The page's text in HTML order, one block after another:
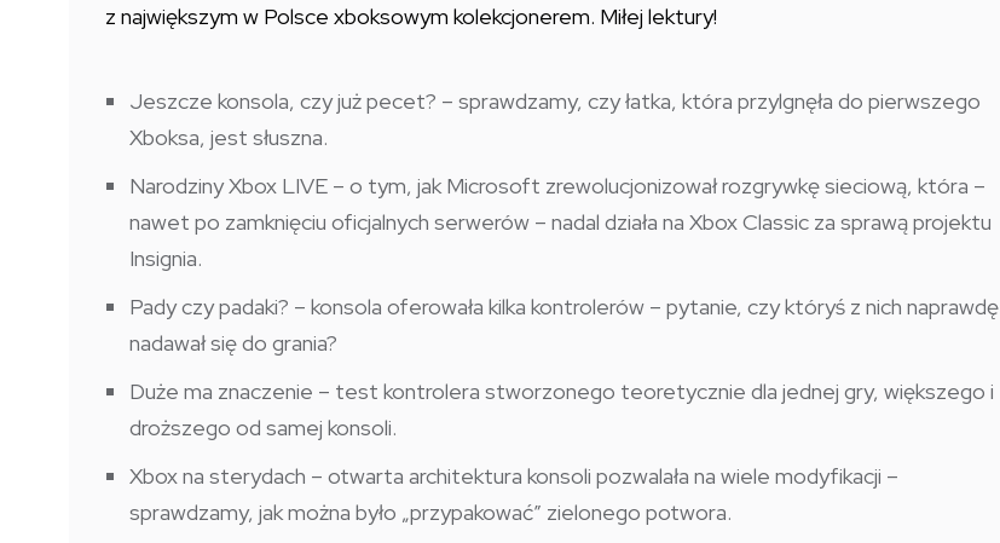
z największym w Polsce xboksowym kolekcjonerem. Miłej lektury!
Jeszcze konsola, czy już pecet? – sprawdzamy, czy łatka, która przylgnęła do pierwszego
Xboksa, jest słuszna.
Narodziny Xbox LIVE – o tym, jak Microsoft zrewolucjonizował rozgrywkę sieciową, która –
nawet po zamknięciu oficjalnych serwerów – nadal działa na Xbox Classic za sprawą projektu
Insignia.
Pady czy padaki? – konsola oferowała kilka kontrolerów – pytanie, czy któryś z nich naprawdę
nadawał się do grania?
Duże ma znaczenie – test kontrolera stworzonego teoretycznie dla jednej gry, większego i
droższego od samej konsoli.
Xbox na sterydach – otwarta architektura konsoli pozwalała na wiele modyfikacji –
sprawdzamy, jak można było „przypakować” zielonego potwora.